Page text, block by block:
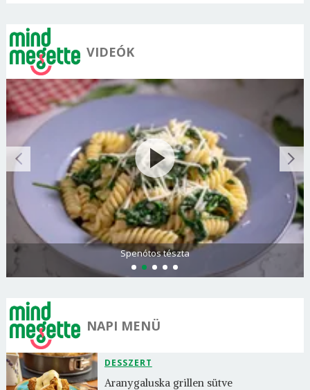
VIDEÓK
Spenótos tészta
NAPI MENÜ
DESSZERT
Aranygaluska grillen sütve